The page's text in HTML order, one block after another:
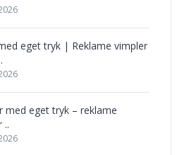
eget tryk | Reklame vimpler
med eget tryk – reklame
..